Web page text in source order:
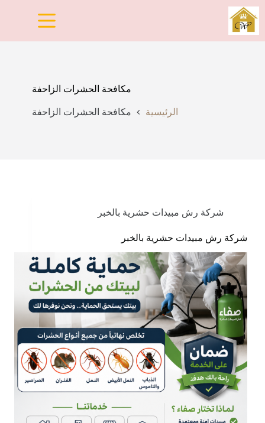
التجاوز
إلى
المحتوى
مكافحة الحشرات الزاحفة
الرئيسية مكافحة الحشرات الزاحفة
شركة رش مبيدات حشرية بالخبر
شركة رش مبيدات حشرية بالخبر